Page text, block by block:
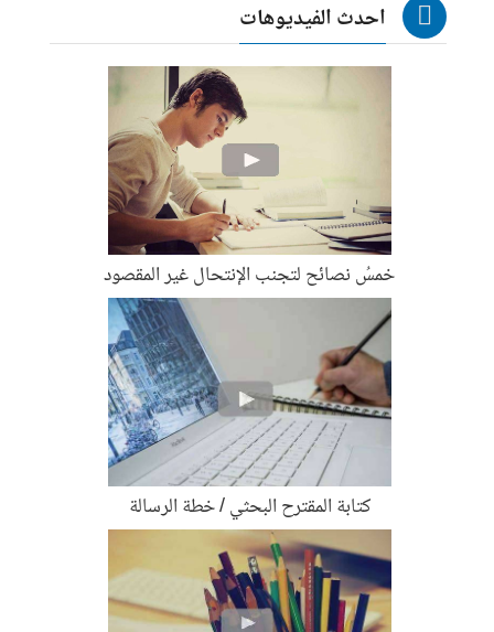
احدث الفيديوهات
خمسُ نصائح لتجنب الإنتحال غير المقصود
كتابة المقترح البحثي / خطة الرسالة